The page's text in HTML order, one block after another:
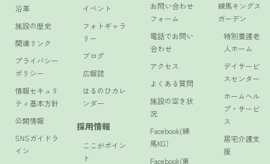
沿革
施設の歴史
関連リンク
プライバシー
ポリシー
情報セキュリ
ティ基本方針
公開情報
SNSガイドラ
イン
イベント
フォトギャラ
リー
ブログ
広報誌
はるのひカレ
ンダー
採用情報
ここがポイン
ト
お問い合わせ
フォーム
電話でお問い
合わせ
アクセス
よくある質問
施設の空き状
況
Facebook(練
馬KG）
Facebook(東
練馬キングス
ガーデン
特別養護老
人ホーム
デイサービ
スセンター
ホームヘル
プ・サービ
ス
居宅介護支
援